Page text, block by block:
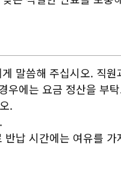
말씀해 주십시오. 직
우에는 요금 정산을 부
.
납 시간에는 여유를 가